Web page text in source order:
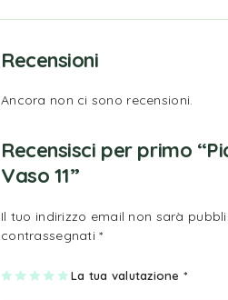
Recensioni
Ancora non ci sono recensioni.
Recensisci per primo
Vaso 11”
Il tuo indirizzo email non sarà
contrassegnati*
La tua valutazione *
1
2 3
4
5